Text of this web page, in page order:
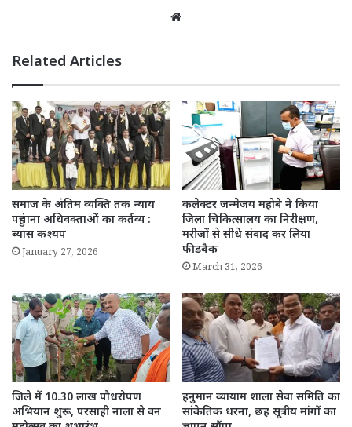
Related Articles
समाज के अंतिम व्यक्ति तक न्याय
पहुंचाना अधिवक्ताओं का कर्तव्य :
ब्यास कश्यप
January 27, 2026
कलेक्टर जन्मेजय महोबे ने किया
जिला चिकित्सालय का निरीक्षण,
मरीजों से सीधे संवाद कर लिया
फीडबैक
March 31, 2026
जिले में 10.30 लाख पौधरोपण
अभियान शुरू, परसाही नाला से वन
हनुमान व्यायाम शाला सेवा समिति का
सांकेतिक धरना, छह सूत्रीय मांगों का